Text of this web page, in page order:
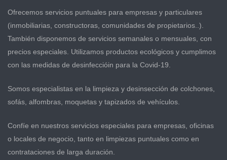
Ofrecemos servicios puntuales para empresas y particulares
(inmobiliarias, constructoras, comunidades de propietarios..).
También disponemos de servicios semanales o mensuales, con
precios especiales. Utilizamos productos ecológicos y cumplimos
con las medidas de desinfeccióin para la Covid-19.
Somos especialistas en la limpieza y desinsección de colchones,
sofás, alfombras, moquetas y tapizados de vehículos.
Confíe en nuestros servicios especiales para empresas, oficinas
o locales de negocio, tanto en limpiezas puntuales como en
contrataciones de larga duración.